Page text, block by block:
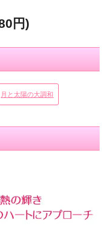
円)
月と太陽の大調和